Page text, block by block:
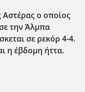
Αστέρας ο οποίος
την Άλμπα
σε ρεκόρ 4-4.
η έβδομη ήττα.